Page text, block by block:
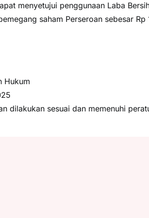
menyetujui penggunaan Laba
saham Perseroan sebesar Rp
Hukum
dilakukan sesuai dan memenuhi